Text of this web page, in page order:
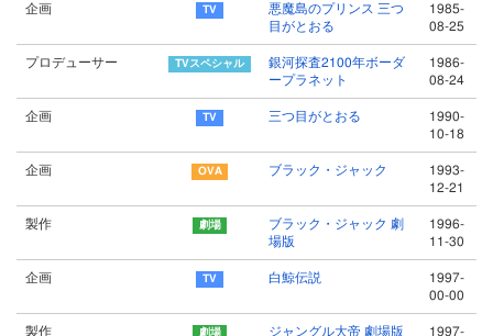
企画
悪魔島のプリンス 三つ
目がとおる
1985-
08-25
プロデューサー
銀河探査2100年ボーダ
ープラネット
1986-
08-24
企画 三つ目がとおる
1990-
10-18
企画 ブラック・ジャック
1993-
12-21
製作
ブラック・ジャック 劇
場版
1996-
11-30
企画 白鯨伝説
1997-
00-00
製作 ジャングル大帝 劇場版 1997-